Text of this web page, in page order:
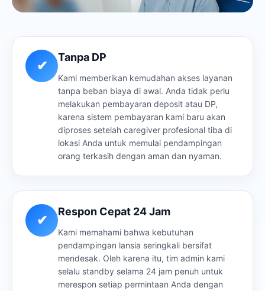
✔
Tanpa DP
Kami memberikan kemudahan akses layanan
tanpa beban biaya di awal. Anda tidak perlu
melakukan pembayaran deposit atau DP,
karena sistem pembayaran kami baru akan
diproses setelah caregiver profesional tiba di
lokasi Anda untuk memulai pendampingan
orang terkasih dengan aman dan nyaman.
✔
Respon Cepat 24 Jam
Kami memahami bahwa kebutuhan
pendampingan lansia seringkali bersifat
mendesak. Oleh karena itu, tim admin kami
selalu standby selama 24 jam penuh untuk
merespon setiap permintaan Anda dengan